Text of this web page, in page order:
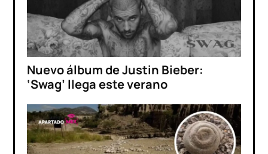
Nuevo álbum de Justin Bieber:
‘Swag’ llega este verano